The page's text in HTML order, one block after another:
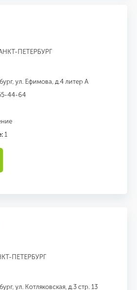
ПЕТЕРБУРГ
ул. Ефимова, д.4 литер А
44-64
1
ПЕТЕРБУРГ
ул. Котляковская, д.3 стр. 13